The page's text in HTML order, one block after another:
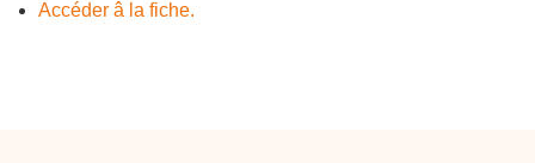
Accéder â la fiche.